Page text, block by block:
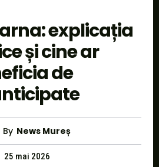
explicația
și cine ar
de
By News Mureș
25 mai 2026